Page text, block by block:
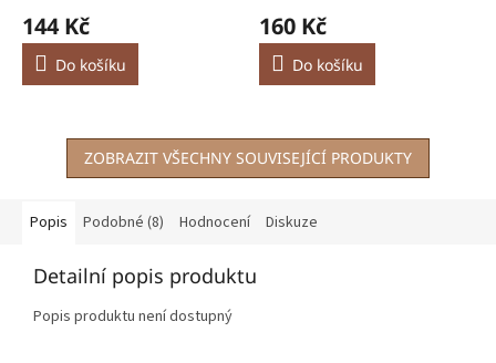
144 Kč
Do košíku
160 Kč
Do košíku
ZOBRAZIT VŠECHNY SOUVISEJÍCÍ PRODUKTY
Popis Podobné (8) Hodnocení Diskuze
Detailní popis produktu
Popis produktu není dostupný